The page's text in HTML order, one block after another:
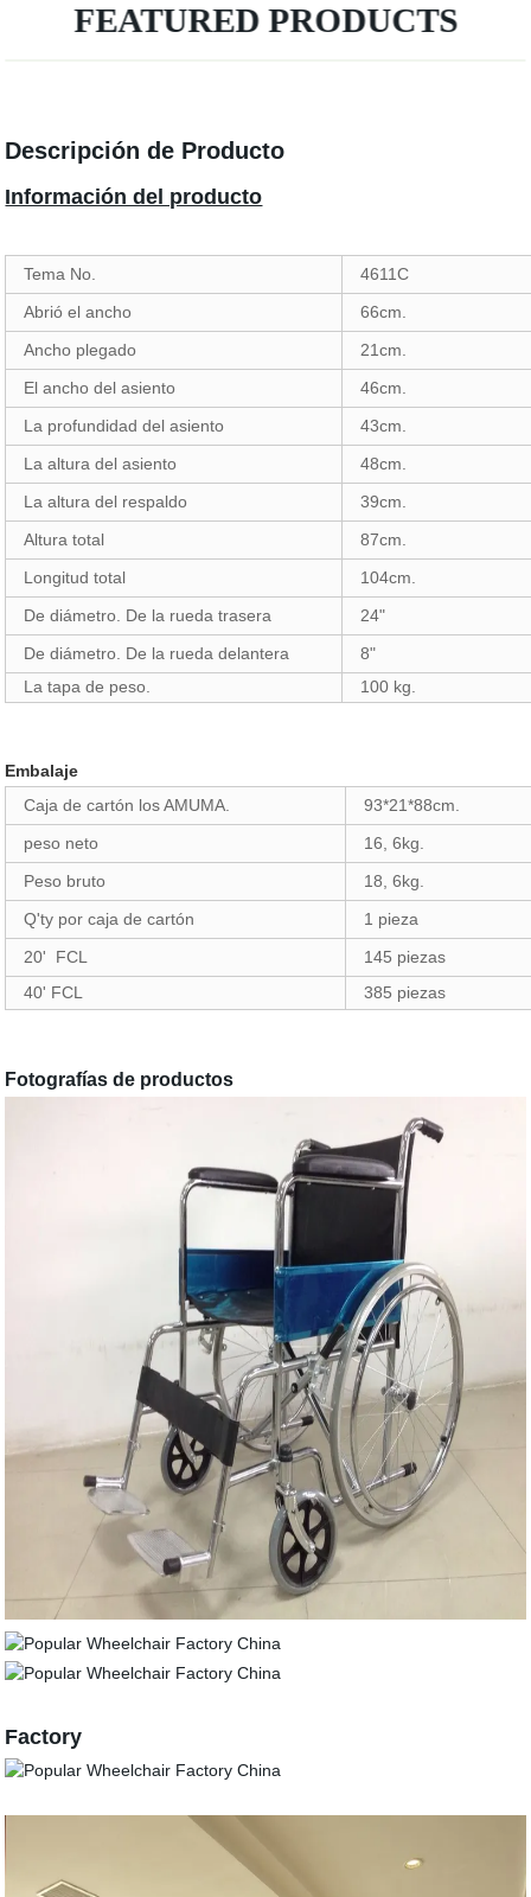
FEATURED PRODUCTS
Descripción de Producto
Información del producto
Tema No.
4611C
Abrió el ancho
66cm.
Ancho plegado
21cm.
El ancho del asiento
46cm.
La profundidad del asiento
43cm.
La altura del asiento
48cm.
La altura del respaldo
39cm.
Altura total
87cm.
Longitud total
104cm.
De diámetro. De la rueda trasera
24"
De diámetro. De la rueda delantera
8"
La tapa de peso.
100 kg.
Embalaje
Caja de cartón los AMUMA.
93*21*88cm.
peso neto
16, 6kg.
Peso bruto
18, 6kg.
Q'ty por caja de cartón
1 pieza
20' FCL
145 piezas
40' FCL
385 piezas
Fotografías de productos
Factory